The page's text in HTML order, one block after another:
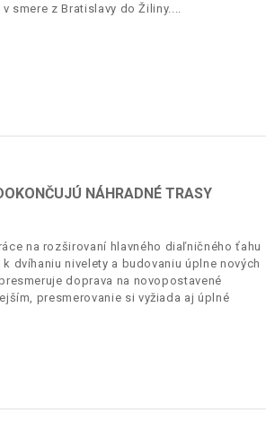
smere z Bratislavy do Žiliny.
NÁHRADNÉ TRASY
na rozširovaní hlavného diaľničného ťahu
dvíhaniu nivelety a budovaniu úplne nových
doprava na novopostavené
presmerovanie si vyžiada aj úplné